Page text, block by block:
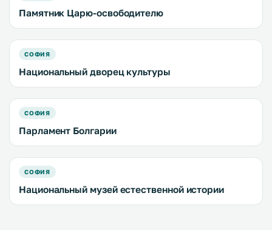
Памятник Царю-освободителю
СОФИЯ
Национальный дворец культуры
СОФИЯ
Парламент Болгарии
СОФИЯ
Национальный музей естественной истории